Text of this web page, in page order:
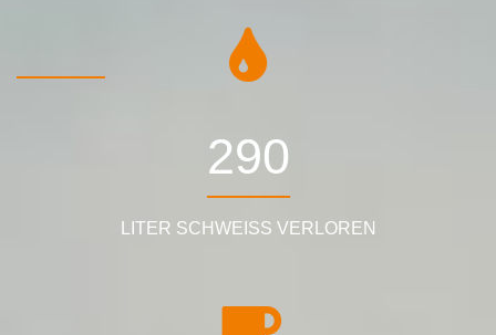
359
LITER SCHWEISS VERLOREN